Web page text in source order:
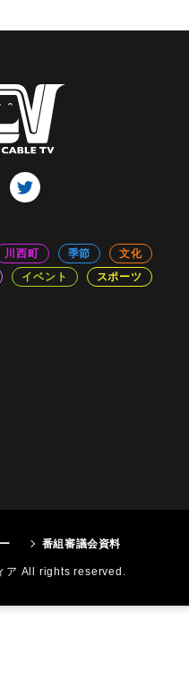
川西町 季節
文化
イベント
スポーツ
番組審議会資料
ア All rights reserved.